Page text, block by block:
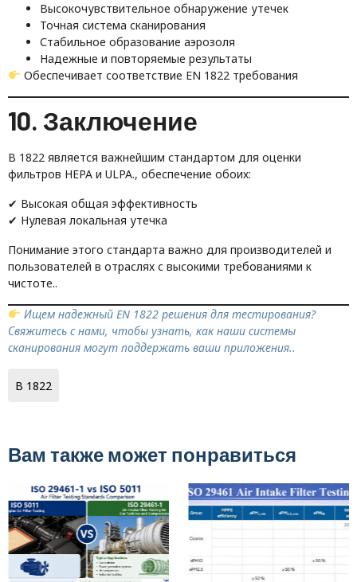
Высокочувствительное обнаружение утечек
Точная система сканирования
Стабильное образование аэрозоля
Надежные и повторяемые результаты
Обеспечивает соответствие EN 1822 требования
10. Заключение
В 1822 является важнейшим стандартом для оценки
фильтров HEPA и ULPA., обеспечение обоих:
✔ Высокая общая эффективность
✔ Нулевая локальная утечка
Понимание этого стандарта важно для производителей и
пользователей в отраслях с высокими требованиями к
чистоте..
Ищем надежный EN 1822 решения для тестирования?
Свяжитесь с нами, чтобы узнать, как наши системы
сканирования могут поддержать ваши приложения..
В 1822
Вам также может понравиться